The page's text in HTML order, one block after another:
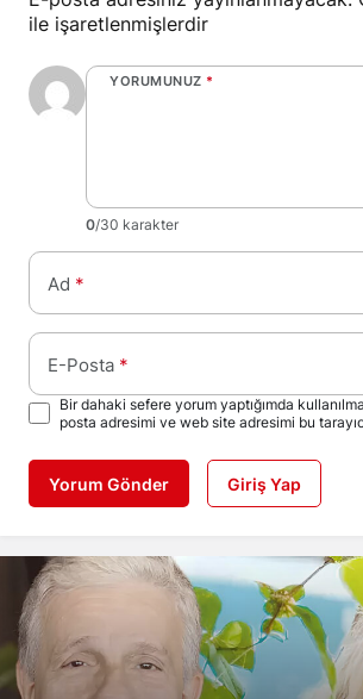
ile işaretlenmişlerdir
YORUMUNUZ *
0/30 karakter
Ad *
E-Posta *
Bir dahaki sefere yorum yaptığımda
posta adresimi ve web site adresimi bu
Yorum Gönder Giriş Yap